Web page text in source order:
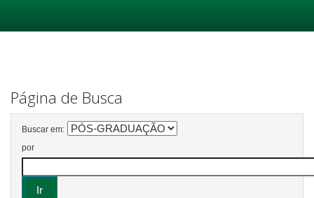
Página de Busca
Buscar em:
por